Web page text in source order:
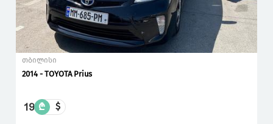
თბილისი
2014 - TOYOTA Prius
19 ₾ $